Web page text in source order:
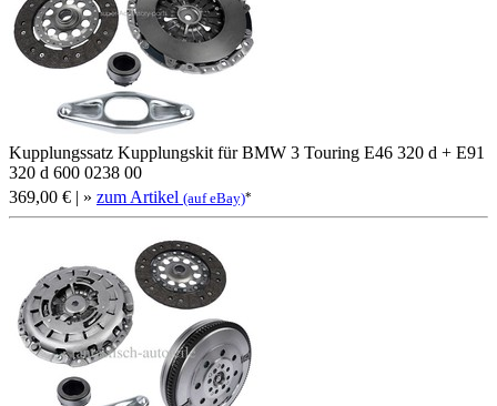
Kupplungssatz Kupplungskit für BMW 3 Touring E46 320 d + E91
320 d 600 0238 00
369,00 € | » zum Artikel (auf eBay)*